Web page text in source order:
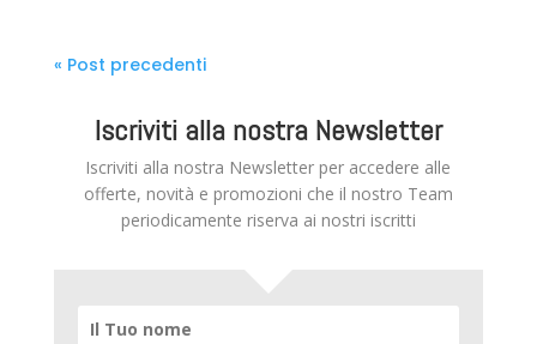
« Post precedenti
Iscriviti alla nostra Newsletter
Iscriviti alla nostra Newsletter per accedere alle
offerte, novità e promozioni che il nostro Team
periodicamente riserva ai nostri iscritti